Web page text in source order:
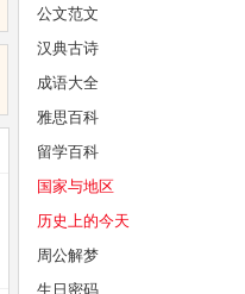
公文范文
汉典古诗
成语大全
雅思百科
留学百科
国家与地区
历史上的今天
周公解梦
生日密码